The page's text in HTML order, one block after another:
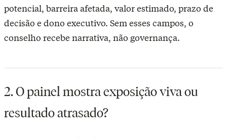
potencial, barreira afetada, valor estimado, prazo de
decisão e dono executivo. Sem esses campos, o
conselho recebe narrativa, não governança.
2. O painel mostra exposição viva ou
resultado atrasado?